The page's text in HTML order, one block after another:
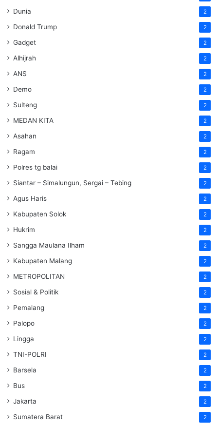
Dunia 2
Donald Trump 2
Gadget 2
Alhijrah 2
ANS 2
Demo 2
Sulteng 2
MEDAN KITA 2
Asahan 2
Ragam 2
Polres tg balai 2
Siantar – Simalungun, Sergai – Tebing 2
Agus Haris 2
Kabupaten Solok 2
Hukrim 2
Sangga Maulana Ilham 2
Kabupaten Malang 2
METROPOLITAN 2
Sosial & Politik 2
Pemalang 2
Palopo 2
Lingga 2
TNI-POLRI 2
Barsela 2
Bus 2
Jakarta 2
Sumatera Barat 2